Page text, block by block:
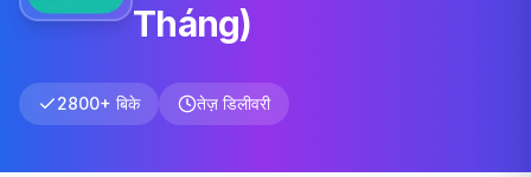
Tháng)
2800+ बिके तेज़ डिलीवरी